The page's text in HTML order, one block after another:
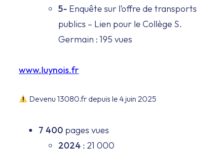
5- Enquête sur l’offre de transports
publics – Lien pour le Collège S.
Germain : 195 vues
www.luynois.fr
Devenu 13080.fr depuis le 4 juin 2025
7 400 pages vues
2024 : 21 000